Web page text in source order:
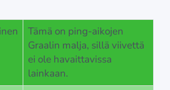
Tämä on ping-aikojen
Graalin malja, sillä viivettä
ei ole havaittavissa
lainkaan.